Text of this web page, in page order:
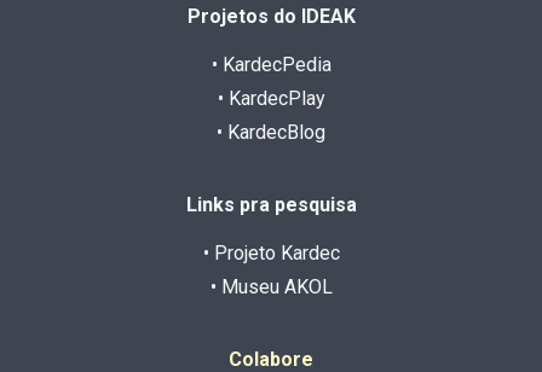
Projetos do IDEAK
• KardecPedia
• KardecPlay
• KardecBlog
Links pra pesquisa
• Projeto Kardec
• Museu AKOL
Colabore